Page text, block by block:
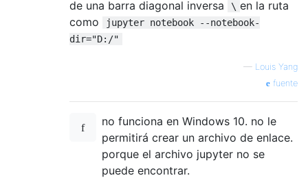
de una barra diagonal inversa
\ en la ruta
como
jupyter notebook --notebook-
dir="D:/"
— Louis Yang
fuente
no funciona en Windows 10. no le
permitirá crear un archivo de enlace.
porque el archivo jupyter no se
puede encontrar.